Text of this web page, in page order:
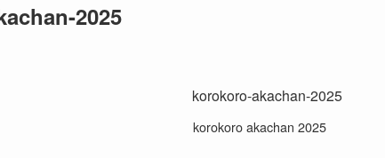
2025
korokoro akachan 2025